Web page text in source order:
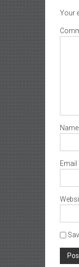
Your
Name
Email